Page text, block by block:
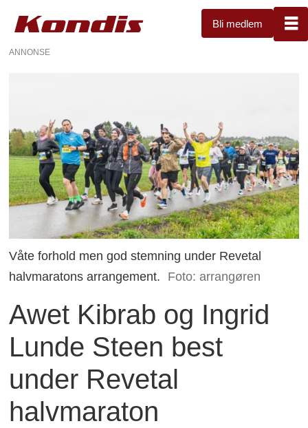
Bli medlem
ANNONSE
Våte forhold men god stemning under Revetal
halvmaratons arrangement.
Foto: arrangøren
Awet Kibrab og Ingrid
Lunde Steen best
under Revetal
halvmaraton